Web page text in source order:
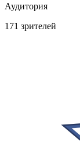
Аудитория
171 зрителей